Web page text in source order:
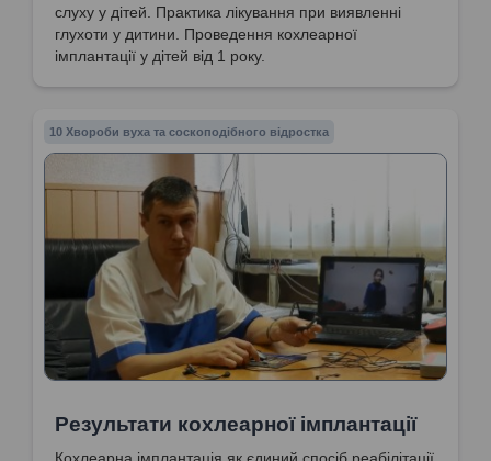
слуху у дітей. Практика лікування при виявленні
глухоти у дитини. Проведення кохлеарної
імплантації у дітей від 1 року.
10 Хвороби вуха та соскоподібного відростка
Результати кохлеарної імплантації
Кохлеарна імплантація як єдиний спосіб реабілітації